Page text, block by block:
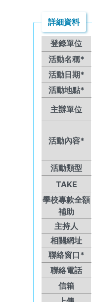
詳細資料
登錄單位
活動名稱*
活動日期*
活動地點*
主辦單位
活動內容*
活動類型
TAKE
學校專款全額
補助
主持人
相關網址
聯絡窗口*
聯絡電話
信箱